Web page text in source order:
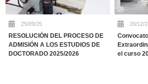
25/09/25
RESOLUCIÓN DEL PROCESO DE
ADMISIÓN A LOS ESTUDIOS DE
DOCTORADO 2025/2026
20/12/
el curso